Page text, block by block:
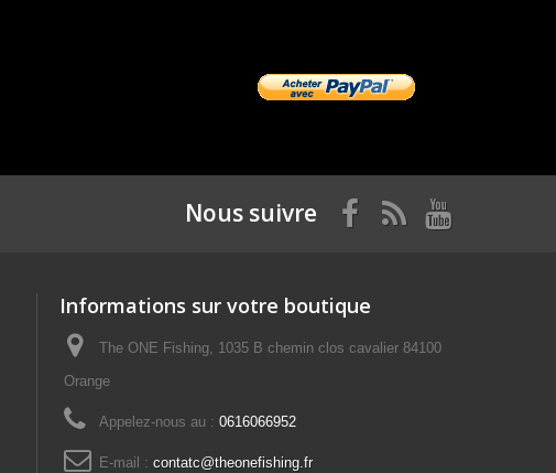
Nous suivre
Informations sur votre boutique
The ONE Fishing, 1035 B chemin clos cavalier 84100
Orange
Appelez-nous au : 0616066952
E-mail : contatc@theonefishing.fr